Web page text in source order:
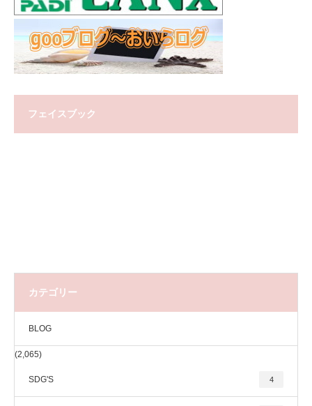
フェイスブック
カテゴリー
BLOG
(2,065)
SDG'S 4